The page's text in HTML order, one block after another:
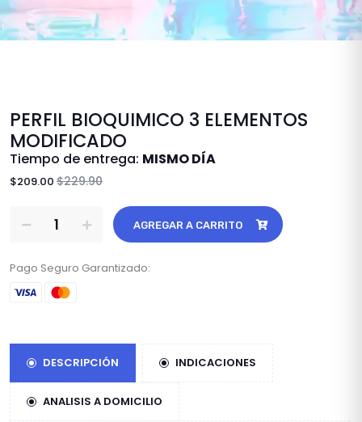
PERFIL BIOQUIMICO 3 ELEMENTOS
MODIFICADO
Tiempo de entrega: MISMO DÍA
$209.00 $229.90
AGREGAR A CARRITO
Pago Seguro Garantizado:
DESCRIPCIÓN INDICACIONES
ANALISIS A DOMICILIO